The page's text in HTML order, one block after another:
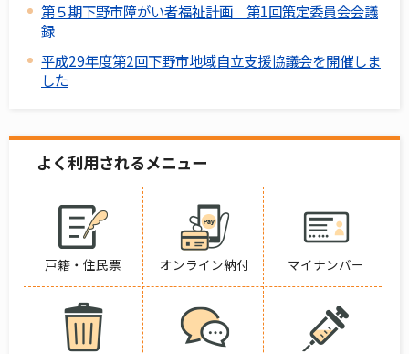
第５期下野市障がい者福祉計画 第1回策定委員会会議
録
平成29年度第2回下野市地域自立支援協議会を開催しま
した
よく利用されるメニュー
戸籍・住民票 オンライン納付 マイナンバー